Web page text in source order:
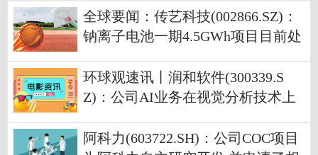
全球要闻：传艺科技(002866.SZ)：
钠离子电池一期4.5GWh项目目前处
环球观速讯丨润和软件(300339.S
Z)：公司AI业务在视觉分析技术上
阿科力(603722.SH)：公司COC项目